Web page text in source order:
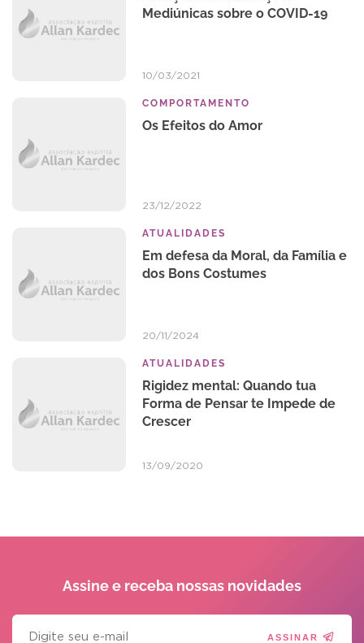
Mediúnicas sobre o COVID-19
10/03/2021
COMPORTAMENTO
Os Efeitos do Amor
23/12/2022
ATUALIDADES
Em defesa da Moral, da Família e
dos Bons Costumes
20/11/2024
ATUALIDADES
Rigidez mental: Quando tua
Forma de Pensar te Impede de
Crescer
13/09/2020
Assine e receba nossas novidades
ASSINAR